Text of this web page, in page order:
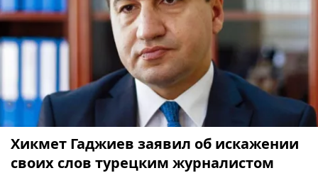
Хикмет Гаджиев заявил об искажении
своих слов турецким журналистом